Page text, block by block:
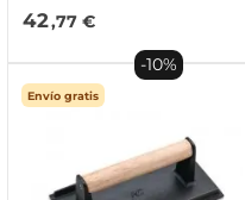
42,77 €
Envío gratis
-10%